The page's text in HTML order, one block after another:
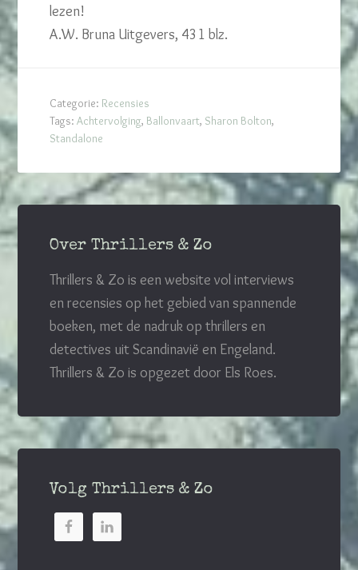
lezen!
A.W. Bruna Uitgevers, 431 blz.
Categorie: Recensies
Tags:Achtervolging, Ballonvaart, Sharon Bolton,
Standalone
Over Thrillers & Zo
Thrillers & Zo is een website vol interviews
en recensies op het gebied van spannende
boeken, met de nadruk op thrillers en
detectives uit Scandinavië en Engeland.
Thrillers & Zo is opgezet door Els Roes.
Volg Thrillers & Zo